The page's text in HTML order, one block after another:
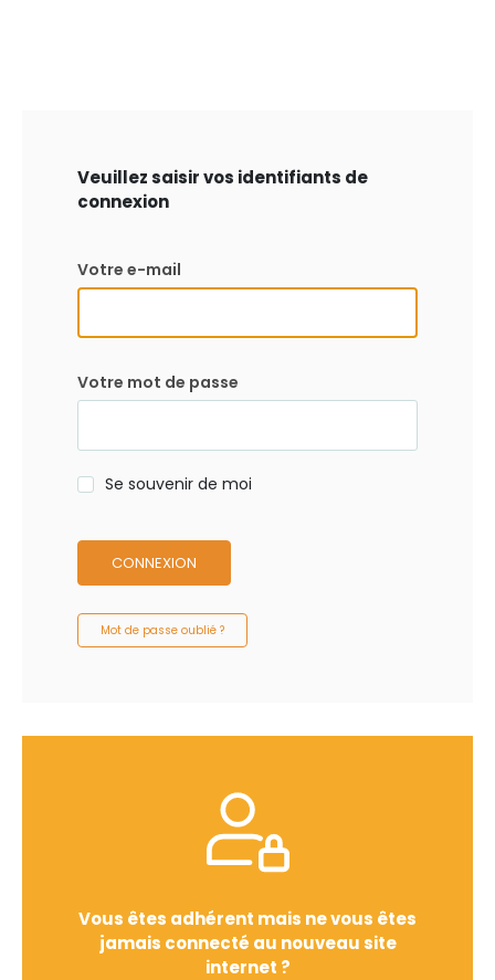
Veuillez saisir vos identifiants de
connexion
Votre e-mail
Votre mot de passe
Se souvenir de moi
CONNEXION
Mot de passe oublié ?
Vous êtes adhérent mais ne vous êtes
jamais connecté au nouveau site
internet ?